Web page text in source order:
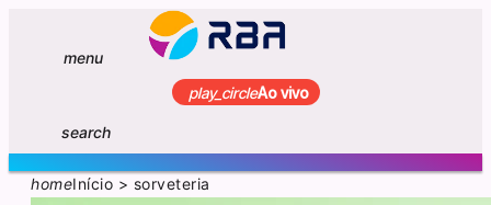
menu
play_circleAo vivo
search
homeInício > sorveteria